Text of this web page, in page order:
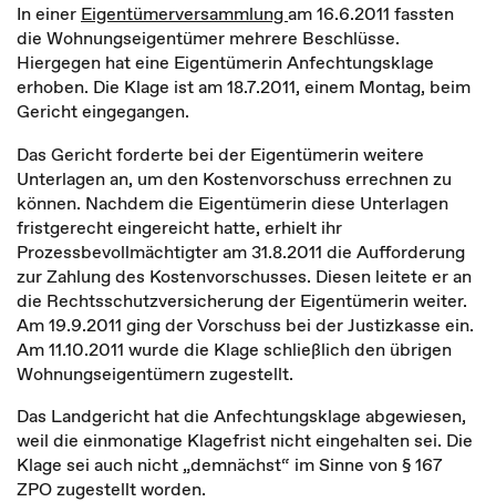
In einer Eigentümerversammlungam 16.6.2011 fassten
die Wohnungseigentümer mehrere Beschlüsse.
Hiergegen hat eine Eigentümerin Anfechtungsklage
erhoben. Die Klage ist am 18.7.2011, einem Montag, beim
Gericht eingegangen.
Das Gericht forderte bei der Eigentümerin weitere
Unterlagen an, um den Kostenvorschuss errechnen zu
können. Nachdem die Eigentümerin diese Unterlagen
fristgerecht eingereicht hatte, erhielt ihr
Prozessbevollmächtigter am 31.8.2011 die Aufforderung
zur Zahlung des Kostenvorschusses. Diesen leitete er an
die Rechtsschutzversicherung der Eigentümerin weiter.
Am 19.9.2011 ging der Vorschuss bei der Justizkasse ein.
Am 11.10.2011 wurde die Klage schließlich den übrigen
Wohnungseigentümern zugestellt.
Das Landgericht hat die Anfechtungsklage abgewiesen,
weil die einmonatige Klagefrist nicht eingehalten sei. Die
Klage sei auch nicht „demnächst“ im Sinne von § 167
ZPO zugestellt worden.